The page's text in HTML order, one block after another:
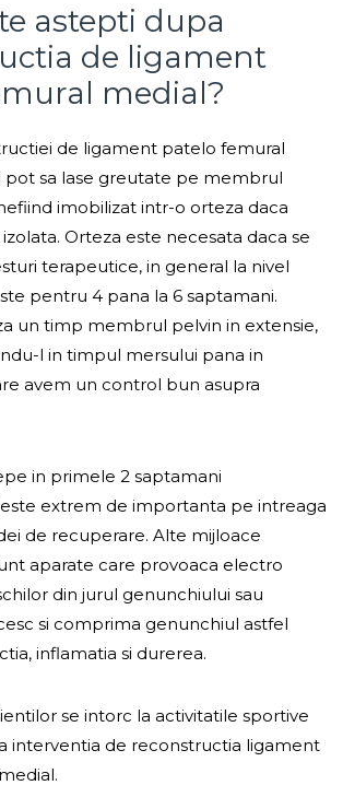
astepti dupa
de ligament
medial?
de ligament patelo femural
pot sa lase greutate pe membrul
imobilizat intr-o orteza daca
Orteza este necesata daca se
terapeutice, in general la nivel
pentru 4 pana la 6 saptamani.
un timp membrul pelvin in extensie,
l in timpul mersului pana in
avem un control bun asupra
in primele 2 saptamani
extrem de importanta pe intreaga
de recuperare. Alte mijloace
aparate care provoaca electro
din jurul genunchiului sau
si comprima genunchiul astfel
inflamatia si durerea.
se intorc la activitatile sportive
interventia de reconstructia ligament